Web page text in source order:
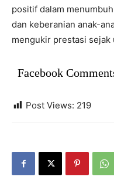
positif dalam
dan keberanian anak-
mengukir prestasi sejak
Facebook
Post Views: 219